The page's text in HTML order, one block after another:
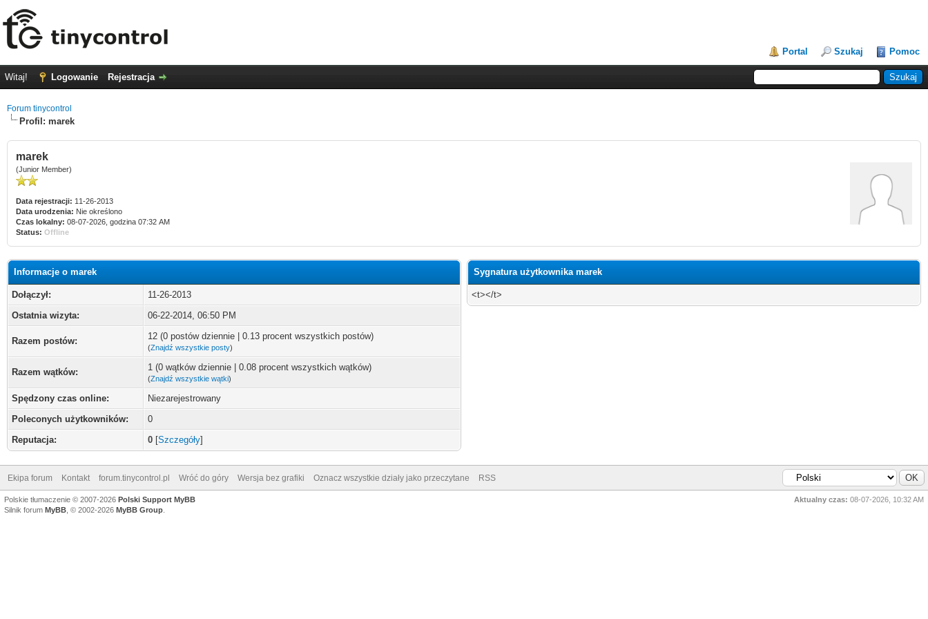
Portal Szukaj Pomoc
Witaj! Logowanie Rejestracja
Forum tinycontrol
Profil: marek
marek
(Junior Member)
Data rejestracji: 11-26-2013
Data urodzenia: Nie określono
Czas lokalny: 08-07-2026, godzina 07:32 AM
Status: Offline
Informacje o marek
Dołączył:
11-26-2013
Ostatnia wizyta:
06-22-2014, 06:50 PM
Razem postów: 12 (0 postów dziennie | 0.13 procent wszystkich postów)
(Znajdź wszystkie posty)
Razem wątków: 1 (0 wątków dziennie | 0.08 procent wszystkich wątków)
(Znajdź wszystkie wątki)
Spędzony czas online:
Niezarejestrowany
Poleconych użytkowników:
0
Reputacja:
0 [Szczegóły]
Sygnatura użytkownika marek
<t></t>
Ekipa forum Kontakt forum.tinycontrol.pl Wróć do góry Wersja bez grafiki Oznacz wszystkie działy jako przeczytane RSS
Aktualny czas: 08-07-2026, 10:32 AM
Polskie tłumaczenie © 2007-2026 Polski Support MyBB
Silnik forum MyBB , © 2002-2026 MyBB Group